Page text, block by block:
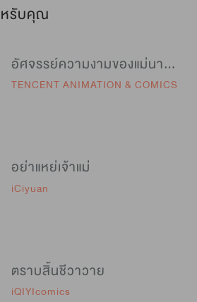
หรับคุณ
อัศจรรย์ความงามของแม่นางสายลับ
TENCENT ANIMATION & COMICS
อย่าแหย่เจ้าแม่
iCiyuan
ตราบสิ้นชีวาวาย
iQIYIcomics